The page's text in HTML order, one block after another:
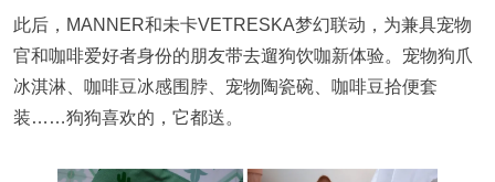
此后，MANNER和未卡VETRESKA梦幻联动，为兼具宠物
官和咖啡爱好者身份的朋友带去遛狗饮咖新体验。宠物狗爪
冰淇淋、咖啡豆冰感围脖、宠物陶瓷碗、咖啡豆拾便套
装……狗狗喜欢的，它都送。